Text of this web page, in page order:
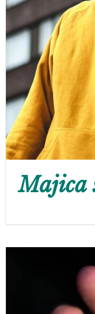
Majica